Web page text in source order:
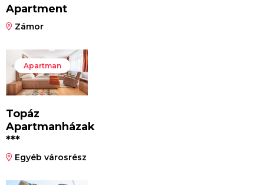
Apartment
Zámor
Apartman
Topáz
Apartmanházak
***
Egyéb városrész